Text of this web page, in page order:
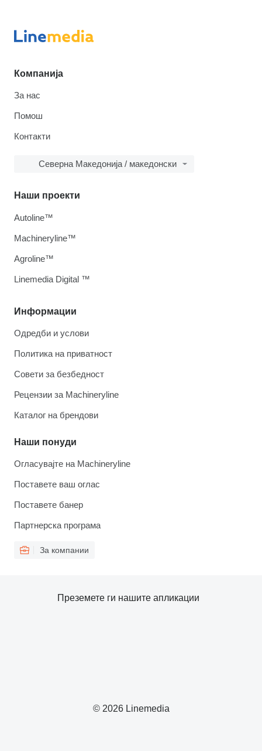
Компанија
За нас
Помош
Контакти
Северна Македонија / македонски
Информации
Одредби и услови
Политика на приватност
Совети за безбедност
Рецензии за Machineryline
Каталог на брендови
Наши понуди
Огласувајте на Machineryline
Поставете ваш оглас
Поставете банер
Партнерска програма
За компании
Наши проекти
Autoline™
Machineryline™
Agroline™
Linemedia Digital ™
© 2026 Linemedia
Преземете ги нашите апликации